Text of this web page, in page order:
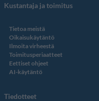
Kustantaja ja toimitus
Tietoa meistä
Oikaisukäytäntö
Ilmoita virheestä
Toimitusperiaatteet
Eettiset ohjeet
AI-käytäntö
Tiedotteet